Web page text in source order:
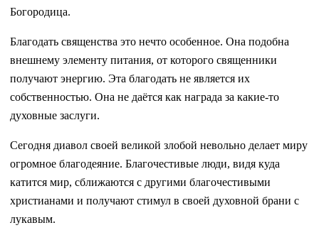
Богородица.
Благодать священства это нечто особенное. Она подобна
внешнему элементу питания, от которого священники
получают энергию. Эта благодать не является их
собственностью. Она не даётся как награда за какие-то
духовные заслуги.
Сегодня диавол своей великой злобой невольно делает миру
огромное благодеяние. Благочестивые люди, видя куда
катится мир, сближаются с другими благочестивыми
христианами и получают стимул в своей духовной брани с
лукавым.